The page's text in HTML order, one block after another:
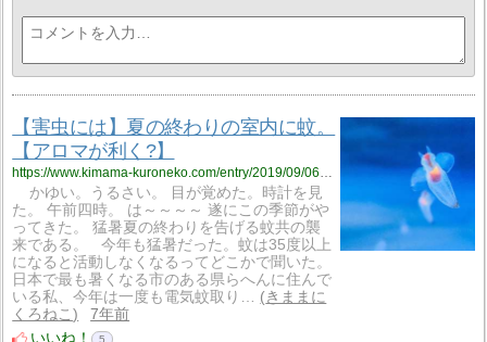
【害虫には】夏の終わりの室内に蚊。
【アロマが利く?】
https://www.kimama-kuroneko.com/entry/2019/09/06/203746
かゆい。うるさい。 目が覚めた。時計を見
た。 午前四時。 は～～～～ 遂にこの季節がや
ってきた。 猛暑夏の終わりを告げる蚊共の襲
来である。 今年も猛暑だった。蚊は35度以上
になると活動しなくなるってどこかで聞いた。
日本で最も暑くなる市のある県らへんに住んで
いる私、今年は一度も電気蚊取り…
きままに
くろねこ
7年前
いいね！
5